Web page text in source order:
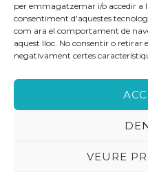
per emmagatzemar i/o accedir a
consentiment d'aquestes
com ara el comportament de
aquest lloc. No consentir o
negativament certes
VEURE
He llegit i
Copyright © 2026